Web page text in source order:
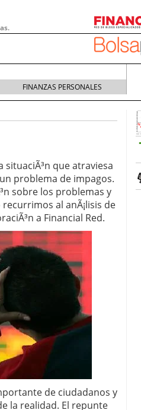
empresas
Antes de
reales para pymes
por cuenta propia
FINANZAS PERSONALES
que atraviesa
problema de impagos.
sobre los problemas y
al anÃ¡lisis de
a Financial Red.
de ciudadanos y
la realidad. El repunte